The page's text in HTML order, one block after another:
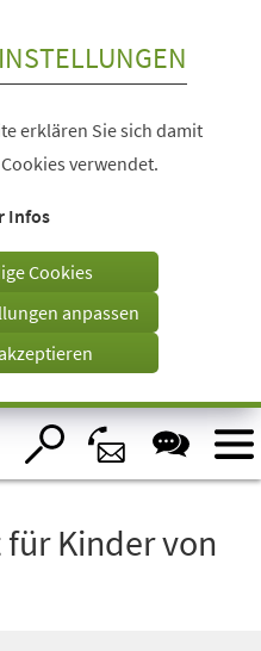
erklären Sie sich damit
verwendet.
Infos
Cookies
anpassen
Kinder von